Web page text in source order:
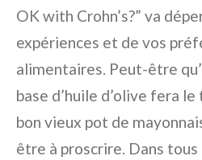
OK with Crohn’s?” va
expériences et de vos
alimentaires. Peut-être
base d’huile d’olive fera
bon vieux pot de
être à proscrire. Dans tous